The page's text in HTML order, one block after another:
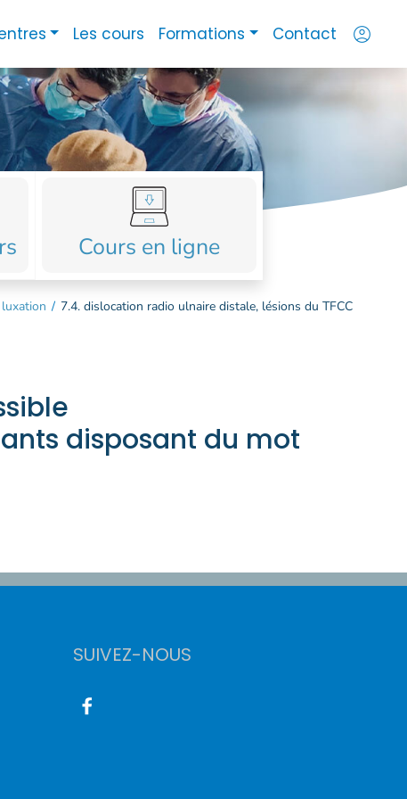
Les cours Formations Contact account_circle
Cours en ligne
/ 7.4. dislocation radio ulnaire distale, lésions du TFCC
disposant du mot
SUIVEZ-NOUS